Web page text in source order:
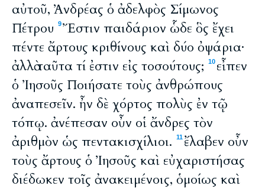
αὐτοῦ, Ἀνδρέας ὁ ἀδελφὸς Σίμωνος
Πέτρου
9Ἔστιν παιδάριον ὧδε ὃς ἔχει
πέντε ἄρτους κριθίνους καὶ δύο ὀψάρια·
ἀλλὰ ταῦτα τί ἐστιν εἰς τοσούτους;
10 εἶπεν
ὁ Ἰησοῦς Ποιήσατε τοὺς ἀνθρώπους
ἀναπεσεῖν. ἦν δὲ χόρτος πολὺς ἐν τῷ
τόπῳ. ἀνέπεσαν οὖν οἱ ἄνδρες τὸν
ἀριθμὸν ὡς πεντακισχίλιοι.
11 ἔλαβεν οὖν
τοὺς ἄρτους ὁ Ἰησοῦς καὶ εὐχαριστήσας
διέδωκεν τοῖς ἀνακειμένοις, ὁμοίως καὶ